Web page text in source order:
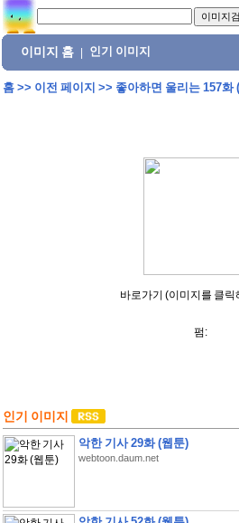
이미지 홈 인기 이미지
홈>> 이전 페이지 >> 좋아하면 울리는 157화
바로가기 (이미지를 클릭
펌:
인기 이미지
악한 기사 29화 (웹툰)
webtoon.daum.net